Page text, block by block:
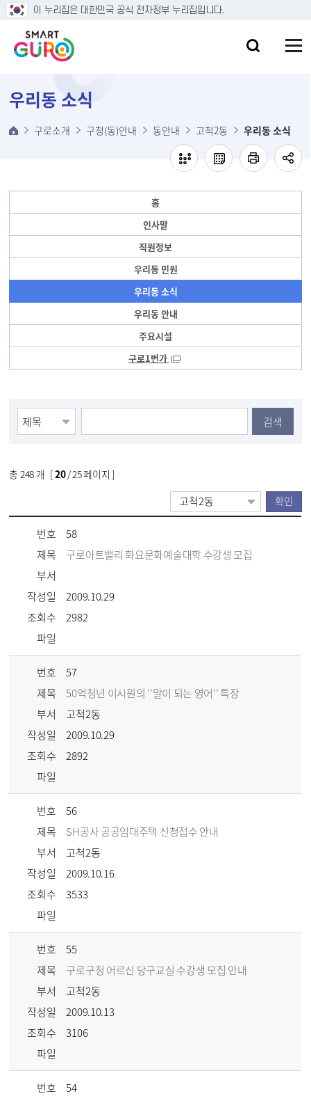
본문 바로가기
이 누리집은 대한민국 공식 전자정부 누리집입니다.
우리동 소식
구로소개 구청(동)안내 동안내 고척2동 우리동 소식
홈
인사말
직원정보
우리동 민원
우리동 소식
우리동 안내
주요시설
구로1번가
검색
총 248개 [20/ 25 페이지 ]
번호
58
제목
구로아트밸리 화요문화예술대학 수강생 모집
부서
작성일
2009.10.29
조회수
2982
파일
번호
57
제목
50억청년 이시원의 ''말이 되는 영어'' 특장
부서
고척2동
작성일
2009.10.29
조회수
2892
파일
번호
56
제목
SH공사 공공임대주택 신청접수 안내
부서
고척2동
작성일
2009.10.16
조회수
3533
파일
번호
55
제목
구로구청 어르신 당구교실 수강생 모집 안내
부서
고척2동
작성일
2009.10.13
조회수
3106
파일
번호
54